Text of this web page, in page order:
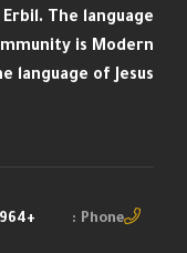
The language
is Modern
language of Jesus.
Phone :
+964 (0) 751 230 9873